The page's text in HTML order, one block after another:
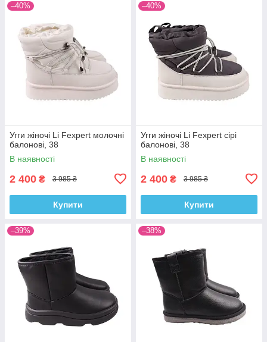
–40%
Угги жіночі Li Fexpert молочні
балонові, 38
В наявності
2 400 ₴ 3 985 ₴
Купити
–40%
Угги жіночі Li Fexpert сірі
балонові, 38
В наявності
2 400 ₴ 3 985 ₴
Купити
–39% –38%